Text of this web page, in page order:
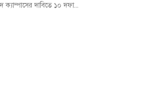
ক্যাম্পাসের দাবিতে ১০ দফা...